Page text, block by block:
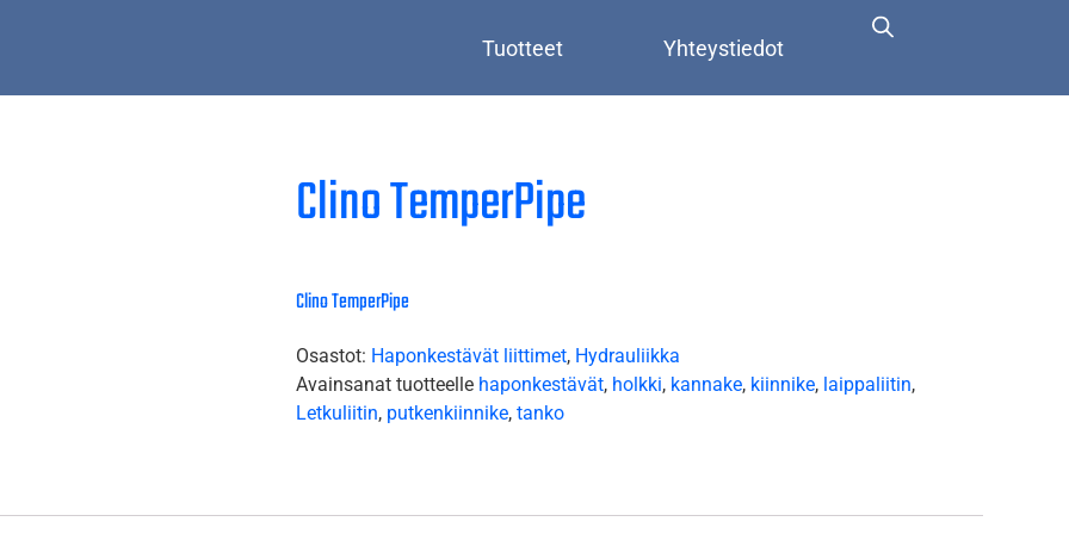
Tuotteet Yhteystiedot
Clino TemperPipe
Clino TemperPipe
Osastot: Haponkestävät liittimet, Hydrauliikka
Avainsanat tuotteelle haponkestävät, holkki, kannake, kiinnike, laippaliitin,
Letkuliitin, putkenkiinnike, tanko